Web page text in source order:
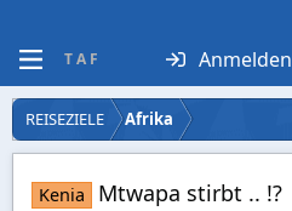
T A F Anmelden
REISEZIELE Afrika
Kenia Mtwapa stirbt .. !?